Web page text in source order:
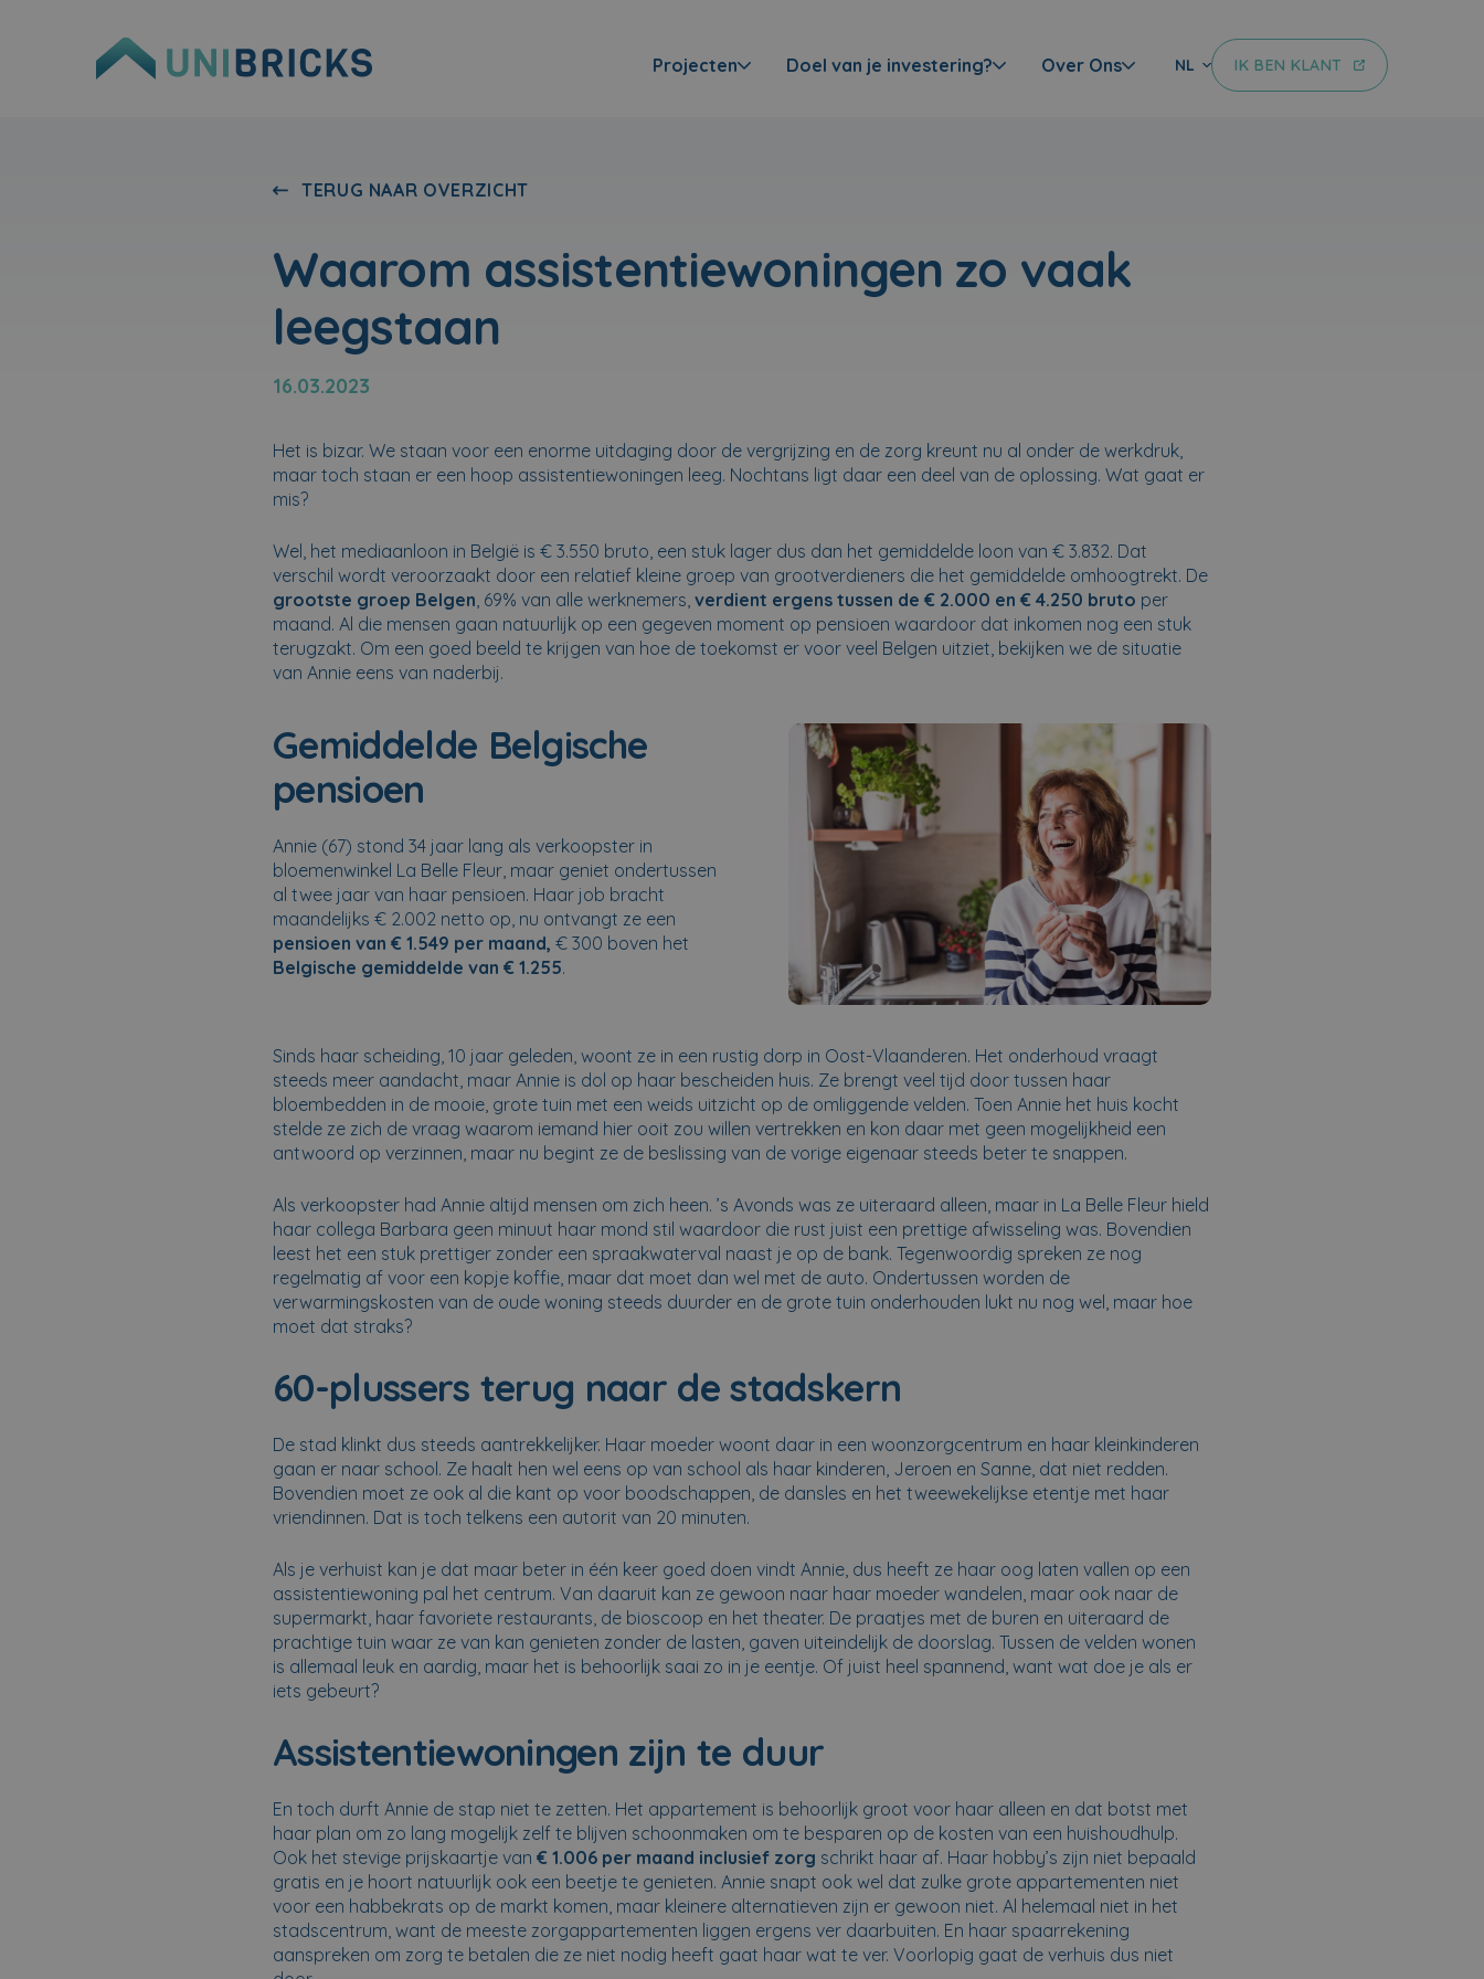
Projecten Doel van je investering? Over Ons NL IK BEN KLANT
TERUG NAAR OVERZICHT
Waarom assistentiewoningen zo vaak
leegstaan
16.03.2023
Het is bizar. We staan voor een enorme uitdaging door de vergrijzing en de zorg kreunt nu al onder de werkdruk,
maar toch staan er een hoop assistentiewoningen leeg. Nochtans ligt daar een deel van de oplossing. Wat gaat er
mis?
Wel, het mediaanloon in België is € 3.550 bruto, een stuk lager dus dan het gemiddelde loon van € 3.832. Dat
verschil wordt veroorzaakt door een relatief kleine groep van grootverdieners die het gemiddelde omhoogtrekt. De
grootste groep Belgen, 69% van alle werknemers, verdient ergens tussen de € 2.000 en € 4.250 bruto per
maand. Al die mensen gaan natuurlijk op een gegeven moment op pensioen waardoor dat inkomen nog een stuk
terugzakt. Om een goed beeld te krijgen van hoe de toekomst er voor veel Belgen uitziet, bekijken we de situatie
van Annie eens van naderbij.
Gemiddelde Belgische
pensioen
Annie (67) stond 34 jaar lang als verkoopster in
bloemenwinkel La Belle Fleur, maar geniet ondertussen
al twee jaar van haar pensioen. Haar job bracht
maandelijks € 2.002 netto op, nu ontvangt ze een
pensioen van € 1.549 per maand, € 300 boven het
Belgische gemiddelde van € 1.255.
Sinds haar scheiding, 10 jaar geleden, woont ze in een rustig dorp in Oost-Vlaanderen. Het onderhoud vraagt
steeds meer aandacht, maar Annie is dol op haar bescheiden huis. Ze brengt veel tijd door tussen haar
bloembedden in de mooie, grote tuin met een weids uitzicht op de omliggende velden. Toen Annie het huis kocht
stelde ze zich de vraag waarom iemand hier ooit zou willen vertrekken en kon daar met geen mogelijkheid een
antwoord op verzinnen, maar nu begint ze de beslissing van de vorige eigenaar steeds beter te snappen.
Als verkoopster had Annie altijd mensen om zich heen. ’s Avonds was ze uiteraard alleen, maar in La Belle Fleur hield
haar collega Barbara geen minuut haar mond stil waardoor die rust juist een prettige afwisseling was. Bovendien
leest het een stuk prettiger zonder een spraakwaterval naast je op de bank. Tegenwoordig spreken ze nog
regelmatig af voor een kopje koffie, maar dat moet dan wel met de auto. Ondertussen worden de
verwarmingskosten van de oude woning steeds duurder en de grote tuin onderhouden lukt nu nog wel, maar hoe
moet dat straks?
60-plussers terug naar de stadskern
De stad klinkt dus steeds aantrekkelijker. Haar moeder woont daar in een woonzorgcentrum en haar kleinkinderen
gaan er naar school. Ze haalt hen wel eens op van school als haar kinderen, Jeroen en Sanne, dat niet redden.
Bovendien moet ze ook al die kant op voor boodschappen, de dansles en het tweewekelijkse etentje met haar
vriendinnen. Dat is toch telkens een autorit van 20 minuten.
Als je verhuist kan je dat maar beter in één keer goed doen vindt Annie, dus heeft ze haar oog laten vallen op een
assistentiewoning pal het centrum. Van daaruit kan ze gewoon naar haar moeder wandelen, maar ook naar de
supermarkt, haar favoriete restaurants, de bioscoop en het theater. De praatjes met de buren en uiteraard de
prachtige tuin waar ze van kan genieten zonder de lasten, gaven uiteindelijk de doorslag. Tussen de velden wonen
is allemaal leuk en aardig, maar het is behoorlijk saai zo in je eentje. Of juist heel spannend, want wat doe je als er
iets gebeurt?
Assistentiewoningen zijn te duur
En toch durft Annie de stap niet te zetten. Het appartement is behoorlijk groot voor haar alleen en dat botst met
haar plan om zo lang mogelijk zelf te blijven schoonmaken om te besparen op de kosten van een huishoudhulp.
Ook het stevige prijskaartje van € 1.006 per maand inclusief zorg schrikt haar af. Haar hobby’s zijn niet bepaald
gratis en je hoort natuurlijk ook een beetje te genieten. Annie snapt ook wel dat zulke grote appartementen niet
voor een habbekrats op de markt komen, maar kleinere alternatieven zijn er gewoon niet. Al helemaal niet in het
stadscentrum, want de meeste zorgappartementen liggen ergens ver daarbuiten. En haar spaarrekening
aanspreken om zorg te betalen die ze niet nodig heeft gaat haar wat te ver. Voorlopig gaat de verhuis dus niet